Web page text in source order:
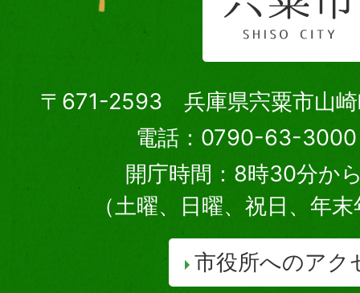
〒671-2593 兵庫県宍粟市山崎
電話：0790-63-3000
開庁時間：8時30分か
（土曜、日曜、祝日、年
市役所へのアク